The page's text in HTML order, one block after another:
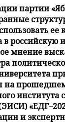
партии
ее
в российскую
мнение
на
института
и